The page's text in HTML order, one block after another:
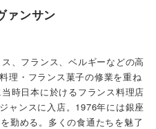
ァンサン
、フランス、ベルギーなどの高
理・フランス菓子の修業を重ね
時日本に於けるフランス料理店
ャンスに入店。1976年には銀座
勤める。多くの食通たちを魅了